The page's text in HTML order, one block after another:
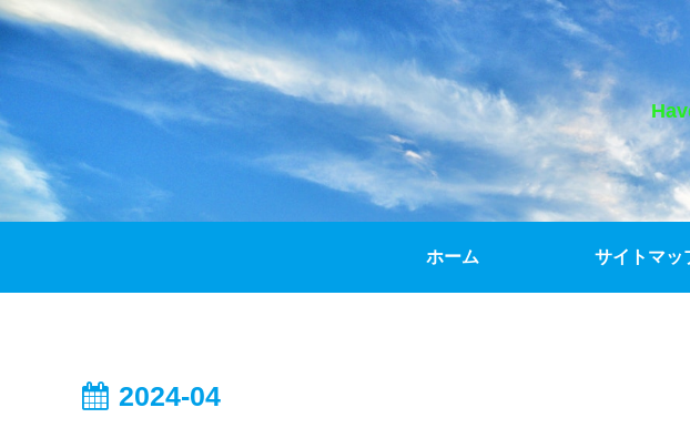
ホーム サイトマッ
2024-04